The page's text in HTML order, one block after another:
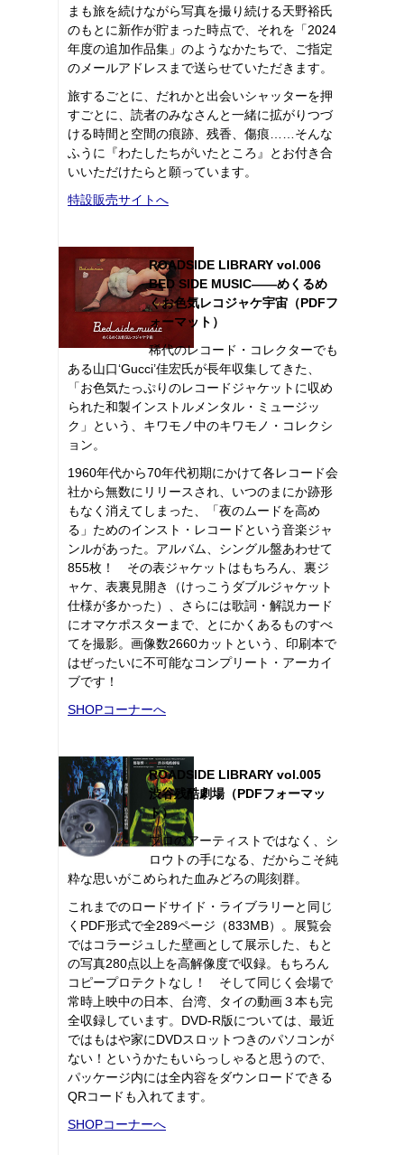
まも旅を続けながら写真を撮り続ける天野裕氏
のもとに新作が貯まった時点で、それを「2024
年度の追加作品集」のようなかたちで、ご指定
のメールアドレスまで送らせていただきます。
旅するごとに、だれかと出会いシャッターを押
すごとに、読者のみなさんと一緒に拡がりつづ
ける時間と空間の痕跡、残香、傷痕……そんな
ふうに『わたしたちがいたところ』とお付き合
いいただけたらと願っています。
特設販売サイトへ
ROADSIDE LIBRARY vol.006
BED SIDE MUSIC――めくるめ
くお色気レコジャケ宇宙（PDFフ
ォーマット）
稀代のレコード・コレクターでも
ある山口‘Gucci’佳宏氏が長年収集してきた、
「お色気たっぷりのレコードジャケットに収め
られた和製インストルメンタル・ミュージッ
ク」という、キワモノ中のキワモノ・コレクシ
ョン。
1960年代から70年代初期にかけて各レコード会
社から無数にリリースされ、いつのまにか跡形
もなく消えてしまった、「夜のムードを高め
る」ためのインスト・レコードという音楽ジャ
ンルがあった。アルバム、シングル盤あわせて
855枚！ その表ジャケットはもちろん、裏ジ
ャケ、表裏見開き（けっこうダブルジャケット
仕様が多かった）、さらには歌詞・解説カード
にオマケポスターまで、とにかくあるものすべ
てを撮影。画像数2660カットという、印刷本で
はぜったいに不可能なコンプリート・アーカイ
ブです！
SHOPコーナーへ
ROADSIDE LIBRARY vol.005
渋谷残酷劇場（PDFフォーマッ
ト）
プロのアーティストではなく、シ
ロウトの手になる、だからこそ純
粋な思いがこめられた血みどろの彫刻群。
これまでのロードサイド・ライブラリーと同じ
くPDF形式で全289ページ（833MB）。展覧会
ではコラージュした壁画として展示した、もと
の写真280点以上を高解像度で収録。もちろん
コピープロテクトなし！ そして同じく会場で
常時上映中の日本、台湾、タイの動画３本も完
全収録しています。DVD-R版については、最近
ではもはや家にDVDスロットつきのパソコンが
ない！というかたもいらっしゃると思うので、
パッケージ内には全内容をダウンロードできる
QRコードも入れてます。
SHOPコーナーへ